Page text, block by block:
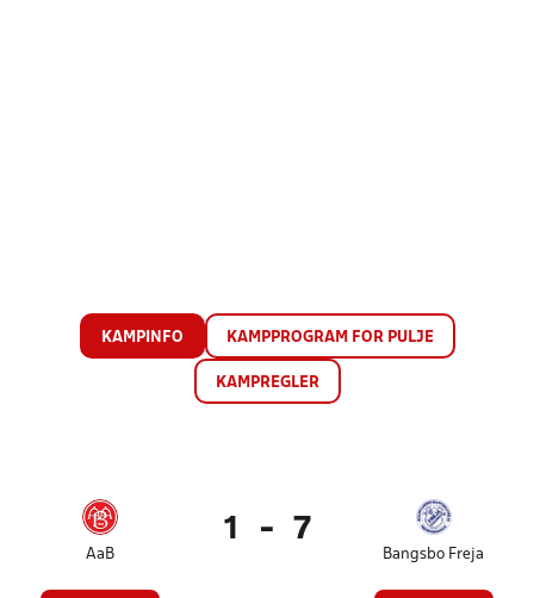
KAMPINFO KAMPPROGRAM FOR PULJE
KAMPREGLER
AaB
1 - 7
Bangsbo Freja